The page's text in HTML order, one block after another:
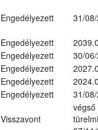
Engedélyezett 31/
Engedélyezett
Engedélyezett
30/
Engedélyezett
Engedélyezett
Engedélyezett 31/
Visszavont
végső